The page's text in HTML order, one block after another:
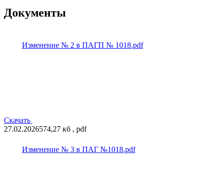
Документы
Изменение № 2 в ПАГП № 1018.pdf
Скачать
27.02.2026574,27 кб , pdf
Изменение № 3 в ПАГ №1018.pdf